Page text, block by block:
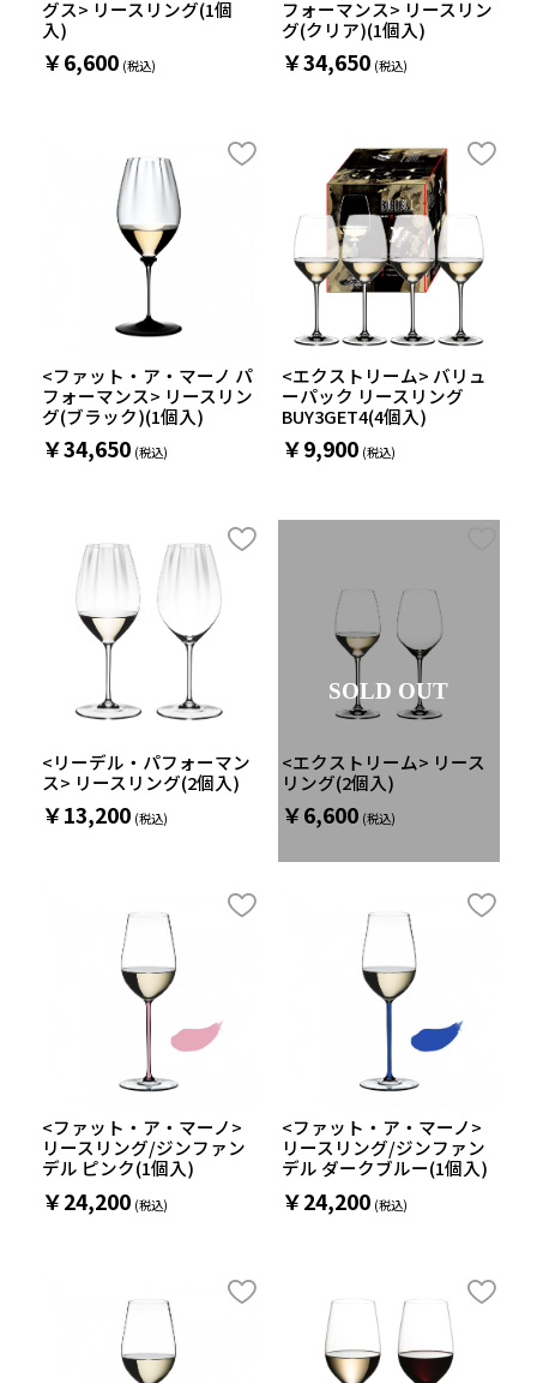
グス> リースリング(1個
入)
￥6,600
フォーマンス> リースリン
グ(クリア)(1個入)
￥34,650
<ファット・ア・マーノ パ
フォーマンス> リースリン
グ(ブラック)(1個入)
￥34,650
<エクストリーム> バリュ
ーパック リースリング
BUY3GET4(4個入)
￥9,900
<リーデル・パフォーマン
ス> リースリング(2個入)
￥13,200
<エクストリーム> リース
リング(2個入)
￥6,600
SOLD OUT
<ファット・ア・マーノ>
リースリング/ジンファン
デル ピンク(1個入)
￥24,200
<ファット・ア・マーノ>
リースリング/ジンファン
デル ダークブルー(1個入)
￥24,200